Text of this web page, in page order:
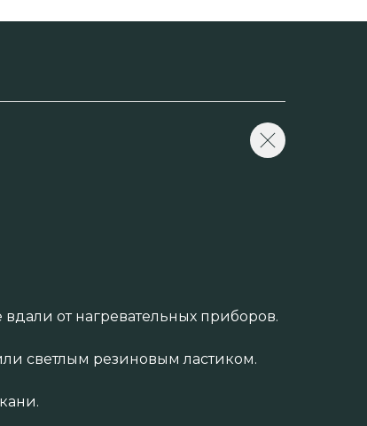
от нагревательных приборов.
светлым резиновым ластиком.